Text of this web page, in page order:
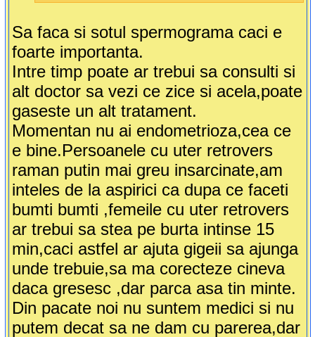
Sa faca si sotul spermograma caci e
foarte importanta.
Intre timp poate ar trebui sa consulti si
alt doctor sa vezi ce zice si acela,poate
gaseste un alt tratament.
Momentan nu ai endometrioza,cea ce
e bine.Persoanele cu uter retrovers
raman putin mai greu insarcinate,am
inteles de la aspirici ca dupa ce faceti
bumti bumti ,femeile cu uter retrovers
ar trebui sa stea pe burta intinse 15
min,caci astfel ar ajuta gigeii sa ajunga
unde trebuie,sa ma corecteze cineva
daca gresesc ,dar parca asa tin minte.
Din pacate noi nu suntem medici si nu
putem decat sa ne dam cu parerea,dar